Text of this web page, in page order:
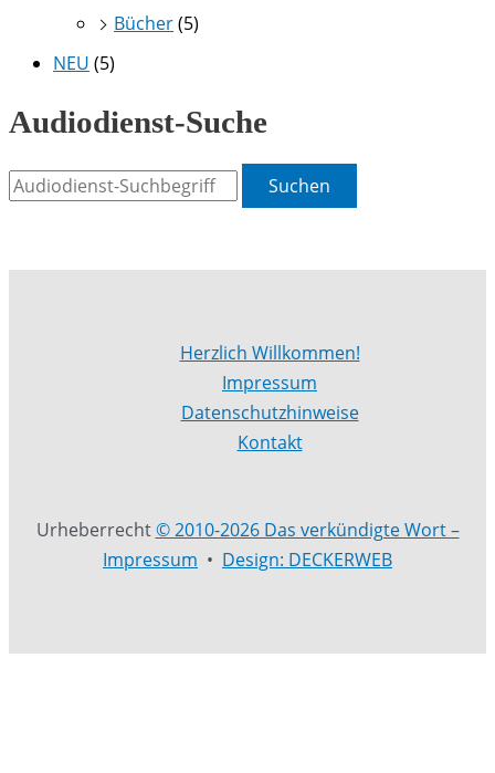
Bücher(5)
NEU (5)
Audiodienst-Suche
Suchen
Herzlich Willkommen!
Impressum
Datenschutzhinweise
Kontakt
Urheberrecht© 2010-2026 Das verkündigte Wort –
Impressum • Design: DECKERWEB